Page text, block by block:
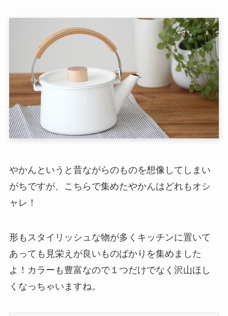
やかんというと昔ながらのものを想像してしまい
がちですが、こちらで集めたやかんはどれもオシ
ャレ！
形もスタイリッシュな物が多くキッチンに置いて
あっても見栄えが良いものばかりを集めました
よ！カラーも豊富なので１つだけでなく沢山ほし
くなっちゃいますね。